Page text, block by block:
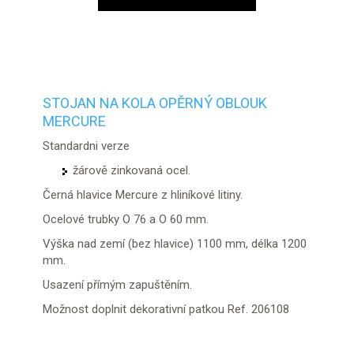
STOJAN NA KOLA OPĚRNÝ OBLOUK
MERCURE
Standardni verze
žárově zinkovaná ocel.
Černá hlavice Mercure z hliníkové litiny.
Ocelové trubky O 76 a O 60 mm.
Výška nad zemí (bez hlavice) 1100 mm, délka 1200
mm.
Usazení přímým zapuštěním.
Možnost doplnit dekorativní patkou Ref. 206108